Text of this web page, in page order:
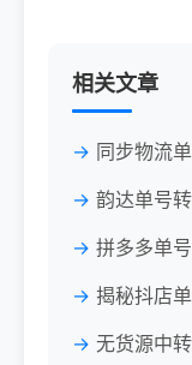
相关文章
同步物流
韵达单号
拼多多单
揭秘抖店
无货源中